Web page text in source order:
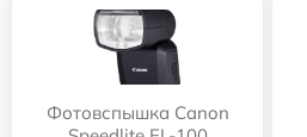
Фотовспышка Canon